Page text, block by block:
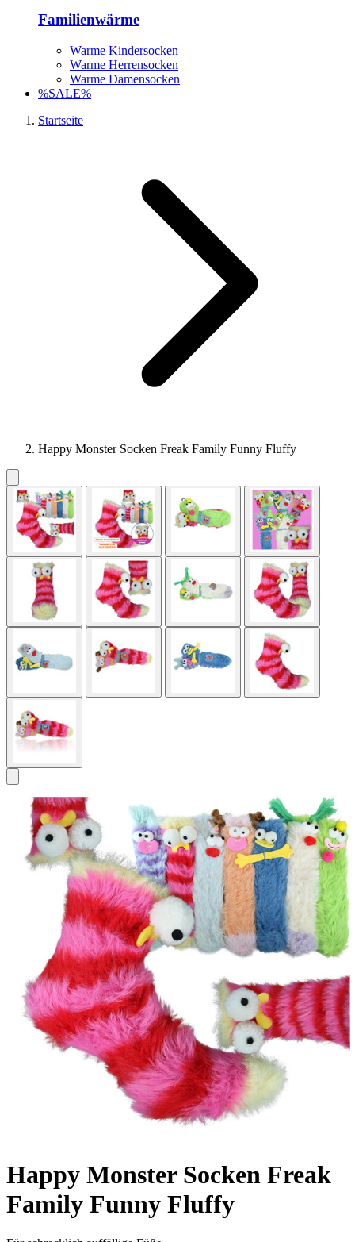
Familienwärme
Warme Kindersocken
Warme Herrensocken
Warme Damensocken
%SALE%
Startseite
Happy Monster Socken Freak Family Funny Fluffy
Happy Monster Socken Freak
Family Funny Fluffy